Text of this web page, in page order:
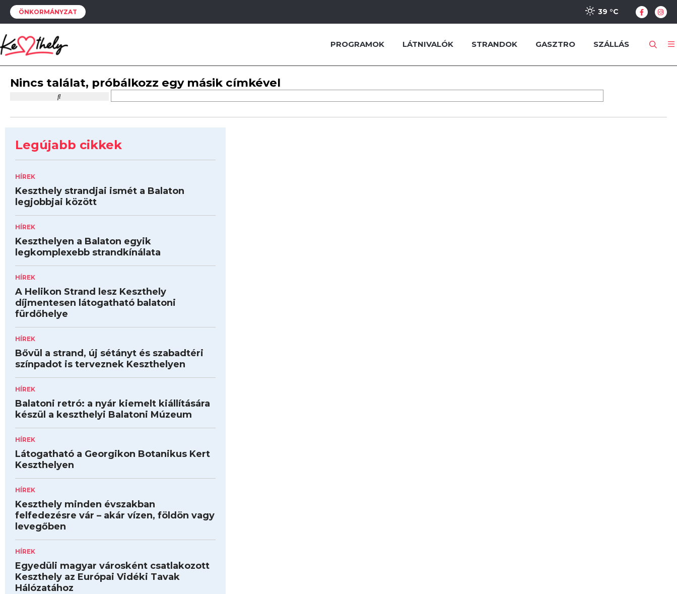
ÖNKORMÁNYZAT 39 °C
PROGRAMOK LÁTNIVALÓK STRANDOK GASZTRO SZÁLLÁS
Nincs találat, próbálkozz egy másik címkével
Legújabb cikkek
HÍREK
Keszthely strandjai ismét a Balaton
legjobbjai között
HÍREK
Keszthelyen a Balaton egyik
legkomplexebb strandkínálata
HÍREK
A Helikon Strand lesz Keszthely
díjmentesen látogatható balatoni
fürdőhelye
HÍREK
Bővül a strand, új sétányt és szabadtéri
színpadot is terveznek Keszthelyen
HÍREK
Balatoni retró: a nyár kiemelt kiállítására
készül a keszthelyi Balatoni Múzeum
HÍREK
Látogatható a Georgikon Botanikus Kert
Keszthelyen
HÍREK
Keszthely minden évszakban
felfedezésre vár – akár vízen, földön vagy
levegőben
HÍREK
Egyedüli magyar városként csatlakozott
Keszthely az Európai Vidéki Tavak
Hálózatához